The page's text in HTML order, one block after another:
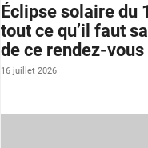
Éclipse solaire du
tout ce qu’il faut
de ce rendez-
16 juillet 2026